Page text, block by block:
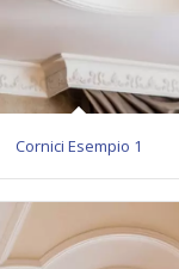
Cornici Esempio 1